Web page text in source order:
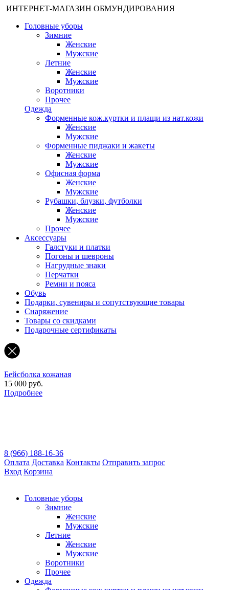
ИНТЕРНЕТ-МАГАЗИН ОБМУНДИРОВАНИЯ
Головные уборы
Зимние
Женские
Мужские
Летние
Женские
Мужские
Воротники
Прочее
Одежда
Форменные кож.куртки и плащи из нат.кожи
Женские
Мужские
Форменные пиджаки и жакеты
Женские
Мужские
Офисная форма
Женские
Мужские
Рубашки, блузки, футболки
Женские
Мужские
Прочее
Аксессуары
Галстуки и платки
Погоны и шевроны
Нагрудные знаки
Перчатки
Ремни и пояса
Обувь
Подарки, сувениры и сопутствующие товары
Снаряжение
Товары со скидками
Подарочные сертификаты
Бейсболка кожаная
15 000 руб.
Подробнее
8 (966) 188-16-36
Оплата Доставка Контакты Отправить запрос
Вход Корзина
Головные уборы
Зимние
Женские
Мужские
Летние
Женские
Мужские
Воротники
Прочее
Одежда